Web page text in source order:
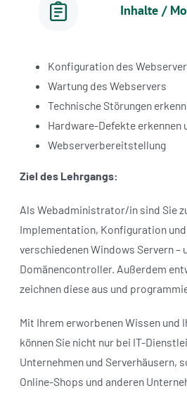
Inhalte /
Konfiguration des
Wartung des Webservers
Technische Störungen
Hardware-Defekte erkennen
Webserverbereitstellung
Ziel des Lehrgangs:
Als Webadministrator/in sind Sie
Implementation, Konfiguration
verschiedenen Windows Servern –
Domänencontroller. Außerdem
zeichnen diese aus und
Mit Ihrem erworbenen Wissen und
können Sie nicht nur bei IT-
Unternehmen und Serverhäusern,
Online-Shops und anderen